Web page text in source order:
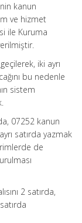
kanun
ve hizmet
ile Kuruma
iki ayrı
bu nedenle
sistem
07252 kanun
satırda yazmak
de
2 satırda,